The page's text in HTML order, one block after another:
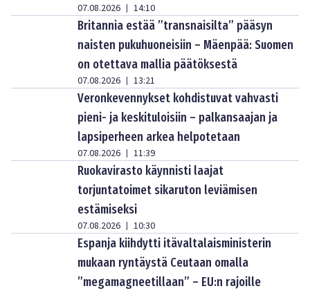
07.08.2026 | 14:10
Britannia estää ”transnaisilta” pääsyn
naisten pukuhuoneisiin – Mäenpää: Suomen
on otettava mallia päätöksestä
07.08.2026 | 13:21
Veronkevennykset kohdistuvat vahvasti
pieni- ja keskituloisiin – palkansaajan ja
lapsiperheen arkea helpotetaan
07.08.2026 | 11:39
Ruokavirasto käynnisti laajat
torjuntatoimet sikaruton leviämisen
estämiseksi
07.08.2026 | 10:30
Espanja kiihdytti itävaltalaisministerin
mukaan ryntäystä Ceutaan omalla
”megamagneetillaan” – EU:n rajoille